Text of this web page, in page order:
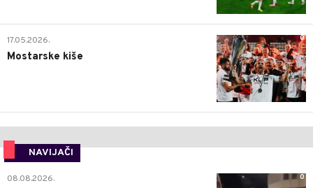
0
17.05.2026.
Mostarske kiše
NAVIJAČI
0
08.08.2026.